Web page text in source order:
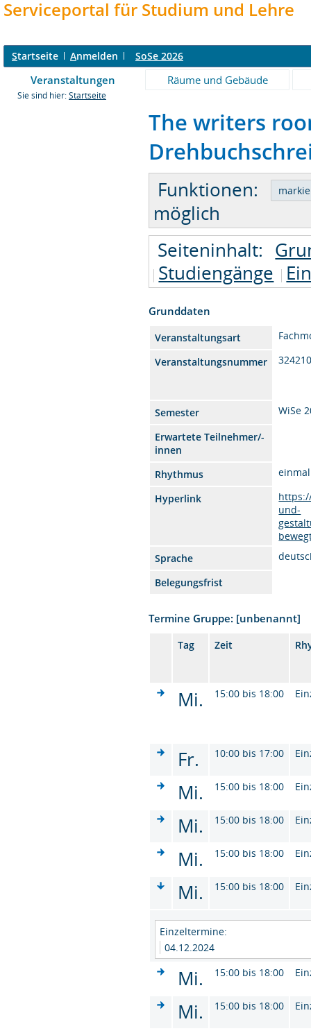
Serviceportal für Studium und Lehre
Startseite Anmelden SoSe 2026
Veranstaltungen Räume und Gebäude
Sie sind hier: Startseite
The writers
Funktionen:
möglich
Seiteninhalt:
Studiengänge
Grunddaten
Veranstaltungsart
Veranstaltungsnummer
Semester
WiSe
Erwartete Teilnehmer/-
innen
Rhythmus
Hyperlink
und-
Sprache
Belegungsfrist
Termine Gruppe: [unbenannt]
Tag Zeit
Mi. 15:00 bis 18:00
Fr. 10:00 bis 17:00
Mi. 15:00 bis 18:00
Mi. 15:00 bis 18:00
Mi. 15:00 bis 18:00
Mi. 15:00 bis 18:00
Einzeltermine:
04.12.2024
Mi. 15:00 bis 18:00
Mi. 15:00 bis 18:00